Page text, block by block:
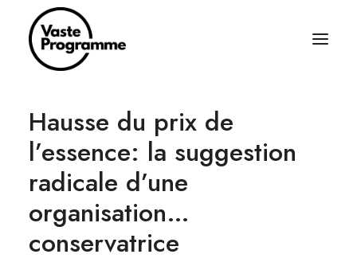
À PROPOS
ÉCRITURES
BALADOS
ÉQUIPAGE
Hausse du prix de
l’essence: la suggestion
radicale d’une
organisation…
conservatrice